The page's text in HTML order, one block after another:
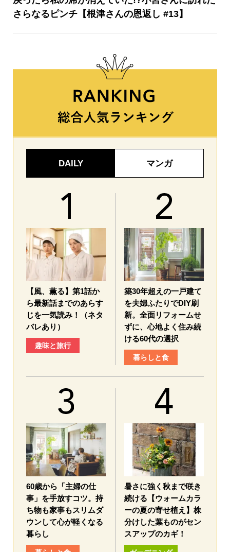
さらなるピンチ【根津さんの恩返し #13】
DAILY マンガ
【風、薫る】第1話か
ら最新話までのあらす
じを一気読み！（ネタ
バレあり）
趣味と旅行
築30年超えの一戸建て
を夫婦ふたりでDIY刷
新。全面リフォームせ
ずに、心地よく住み続
ける60代の選択
暮らしと食
60歳から「主婦の仕
事」を手放すコツ。持
ち物も家事もスリムダ
ウンして心が軽くなる
暮らし
暑さに強く秋まで咲き
続ける【ウォームカラ
ーの夏の寄せ植え】株
分けした葉ものがセン
スアップのカギ！